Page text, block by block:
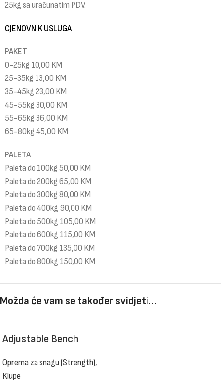
25kg sa uračunatim PDV.
CJENOVNIK USLUGA
PAKET
0-25kg 10,00 KM
25-35kg 13,00 KM
35-45kg 23,00 KM
45-55kg 30,00 KM
55-65kg 36,00 KM
65-80kg 45,00 KM
PALETA
Paleta do 100kg 50,00 KM
Paleta do 200kg 65,00 KM
Paleta do 300kg 80,00 KM
Paleta do 400kg 90,00 KM
Paleta do 500kg 105,00 KM
Paleta do 600kg 115,00 KM
Paleta do 700kg 135,00 KM
Paleta do 800kg 150,00 KM
Možda će vam se također svidjeti…
Adjustable Bench
Oprema za snagu (Strength),
Klupe